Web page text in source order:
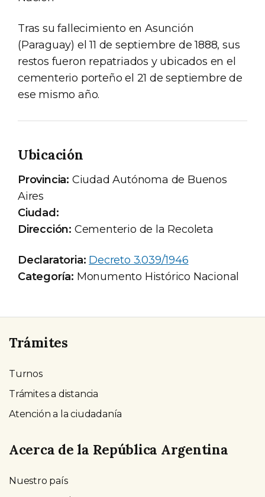
Tras su fallecimiento en Asunción
(Paraguay) el 11 de septiembre de 1888, sus
restos fueron repatriados y ubicados en el
cementerio porteño el 21 de septiembre de
ese mismo año.
Ubicación
Provincia: Ciudad Autónoma de Buenos
Aires
Ciudad:
Dirección: Cementerio de la Recoleta
Declaratoria: Decreto 3.039/1946
Categoría: Monumento Histórico Nacional
Trámites
Turnos
Trámites a distancia
Atención a la ciudadanía
Acerca de la República Argentina
Nuestro país